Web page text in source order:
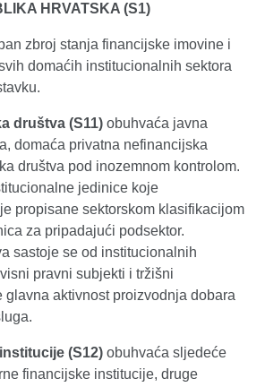
HRVATSKA (S1)
zbroj stanja financijske imovine i
domaćih institucionalnih sektora
društva (S11) obuhvaća javna
domaća privatna nefinancijska
društva pod inozemnom kontrolom.
jedinice koje
propisane sektorskom klasifikacijom
za pripadajući podsektor.
sastoje se od institucionalnih
pravni subjekti i tržišni
glavna aktivnost proizvodnja dobara
(S12) obuhvaća sljedeće
financijske institucije, druge